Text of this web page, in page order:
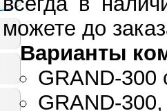
можете до
Варианты
GRAND-300
GRAND-300,